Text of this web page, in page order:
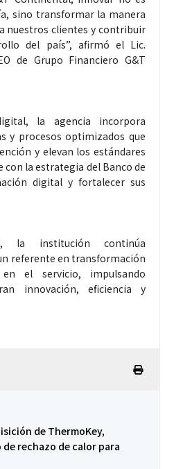
sino transformar la manera
nuestros clientes y contribuir
del país”, afirmó el Lic.
de Grupo Financiero G&T
la agencia incorpora
y procesos optimizados que
y elevan los estándares
con la estrategia del Banco de
digital y fortalecer sus
la institución continúa
referente en transformación
el servicio, impulsando
innovación, eficiencia y
de ThermoKey,
rechazo de calor para